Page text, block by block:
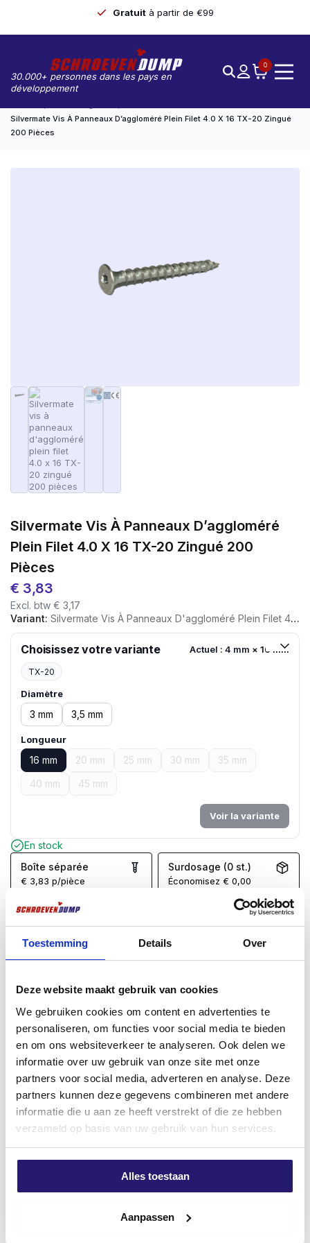
Toestemming Details Over
Deze website maakt gebruik van cookies
We gebruiken cookies om content en advertenties te
personaliseren, om functies voor social media te bieden
en om ons websiteverkeer te analyseren. Ook delen we
informatie over uw gebruik van onze site met onze
partners voor social media, adverteren en analyse. Deze
partners kunnen deze gegevens combineren met andere
informatie die u aan ze heeft verstrekt of die ze hebben
verzameld op basis van uw gebruik van hun services.
Alles toestaan
Aanpassen
Gratuit à partir de €99
30.000+ personnes dans les pays en
développement
0
Silvermate Vis À Panneaux D’aggloméré Plein Filet 4.0 X 16 TX-20 Zingué
200 Pièces
Silvermate Vis À Panneaux D’aggloméré
Plein Filet 4.0 X 16 TX-20 Zingué 200
Pièces
€ 3,83
Excl. btw € 3,17
Variant: Silvermate Vis À Panneaux D'aggloméré Plein Filet 4.0 X 16 TX-20 Zingué 200 Pièces
Choisissez votre variante Actuel : 4 mm × 16 mm
TX-20
Diamètre
3 mm 3,5 mm
Longueur
16 mm 20 mm 25 mm 30 mm
35 mm
40 mm
45 mm
Voir la variante
En stock
Boîte séparée
€ 3,83 p/pièce
Surdosage (0 st.)
Économisez€ 0,00
Commandé avant 17h, expédié le jour même*
Livraison gratuite à partir de 99 €
Évaluation des clients 9,7/10
DESCRIPTIONINFORMATIONS COMPLÉMENTAIRESAVIS (0)
Description du produit
Vis à panneaux d’aggloméré silvermate
En tant que vis unique sur le marché, les vis
SilverMate Next generation ont leur propre pas
optimal et des caractéristiques spécifiques pour
chaque longueur et diamètre, qui sont légèrement ou
Les vis courtes, au contraire, ont un pas plus petit
pour obtenir une valeur d’arrachement élevée. Les vis